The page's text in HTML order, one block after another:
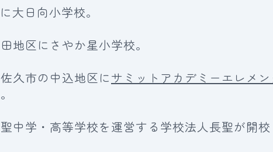
大日向小学校。
地区にさやか星小学校。
久市の中込地区にサミットアカデミーエレメ
中学・高等学校を運営する学校法人長聖が開